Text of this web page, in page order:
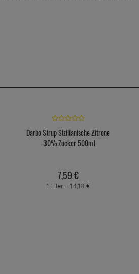
Darbo Sirup Sizilianische Zitrone
-30% Zucker 500ml
7,59€
1 Liter = 14,18 €